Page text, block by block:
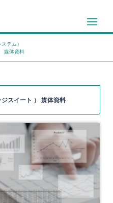
テム）
媒体資料
スイート ） 媒体資料